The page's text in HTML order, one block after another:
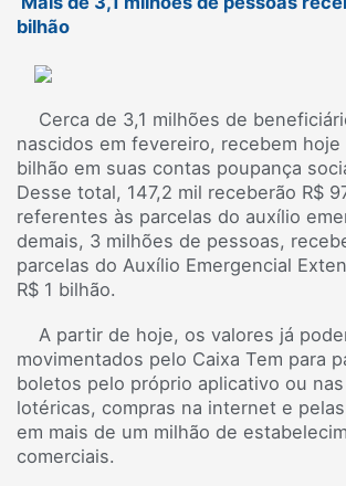
bilhão
Cerca de 3,1 milhões de
nascidos em fevereiro, recebem hoje
bilhão em suas contas poupança
Desse total, 147,2 mil receberão R$
referentes às parcelas do auxílio
demais, 3 milhões de pessoas,
parcelas do Auxílio Emergencial
R$ 1 bilhão.
A partir de hoje, os valores já
movimentados pelo Caixa Tem para
boletos pelo próprio aplicativo ou
lotéricas, compras na internet e
em mais de um milhão de
comerciais.